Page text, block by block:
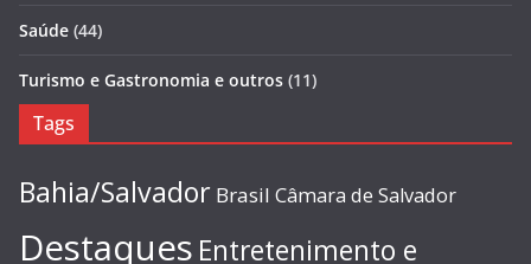
Saúde (44)
Turismo e Gastronomia e outros (11)
Tags
Bahia/Salvador Brasil Câmara de Salvador
Destaques Entretenimento e